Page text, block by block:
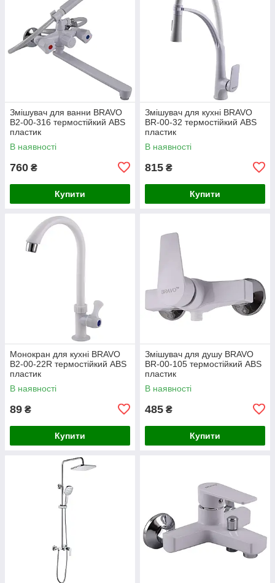
Змішувач для ванни BRAVO
B2-00-316 термостійкий ABS
пластик
В наявності
760 ₴
Купити
Змішувач для кухні BRAVO
BR-00-32 термостійкий ABS
пластик
В наявності
815 ₴
Купити
Монокран для кухні BRAVO
B2-00-22R термостійкий ABS
пластик
В наявності
89 ₴
Купити
Змішувач для душу BRAVO
BR-00-105 термостійкий ABS
пластик
В наявності
485 ₴
Купити